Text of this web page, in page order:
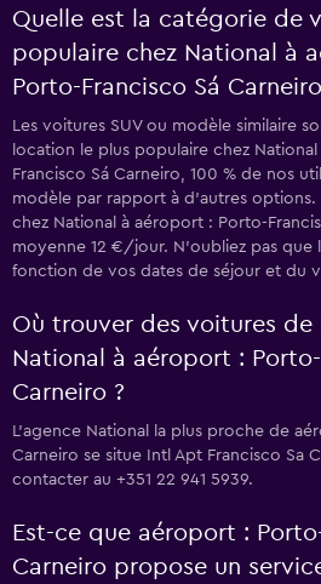
Quelle est la catégorie de
populaire chez National à
Porto-Francisco Sá
Les voitures SUV ou modèle similaire
location le plus populaire chez
Francisco Sá Carneiro, 100 % de nos
modèle par rapport à d’autres
chez National à aéroport : Porto-
moyenne 12 €/jour. N'oubliez pas que
fonction de vos dates de séjour et du
Où trouver des voitures de
National à aéroport : Porto-
Carneiro ?
L’agence National la plus proche de
Carneiro se situe Intl Apt Francisco Sa
contacter au +351 22 941 5939.
Est-ce que aéroport :
Carneiro propose un